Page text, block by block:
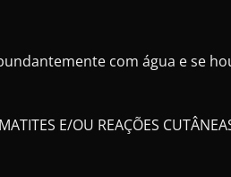
com água e se
E/OU REAÇÕES